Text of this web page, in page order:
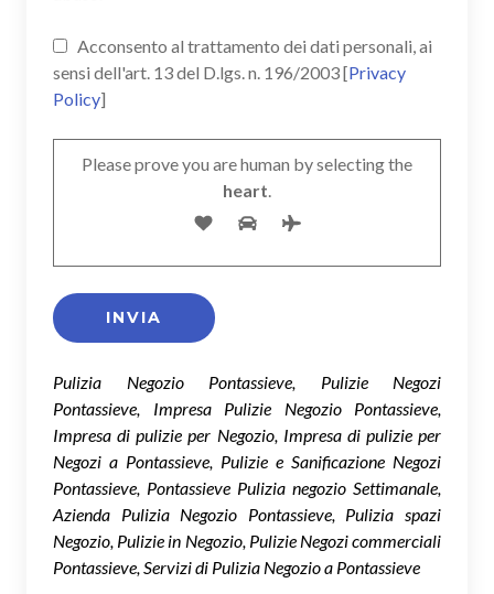
Acconsento al trattamento dei dati personali, ai
sensi dell'art. 13 del D.lgs. n. 196/2003 [Privacy
Policy]
Please prove you are human by selecting the
heart
Pulizia Negozio Pontassieve, Pulizie Negozi
Pontassieve, Impresa Pulizie Negozio Pontassieve,
Impresa di pulizie per Negozio, Impresa di pulizie per
Negozi a Pontassieve, Pulizie e Sanificazione Negozi
Pontassieve, Pontassieve Pulizia negozio Settimanale,
Azienda Pulizia Negozio Pontassieve, Pulizia spazi
Negozio, Pulizie in Negozio, Pulizie Negozi commerciali
Pontassieve, Servizi di Pulizia Negozio a Pontassieve